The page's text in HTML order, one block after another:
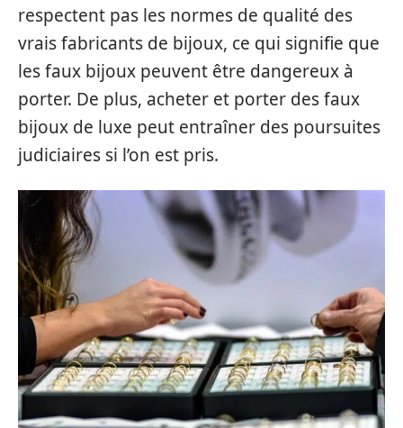
respectent pas les normes de qualité des
vrais fabricants de bijoux, ce qui signifie que
les faux bijoux peuvent être dangereux à
porter. De plus, acheter et porter des faux
bijoux de luxe peut entraîner des poursuites
judiciaires si l’on est pris.